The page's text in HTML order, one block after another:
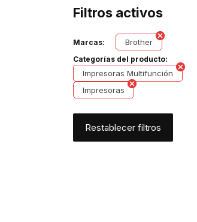
Filtros activos
Marcas: Brother
Categorías del producto:
Impresoras Multifunción
Impresoras
Restablecer filtros